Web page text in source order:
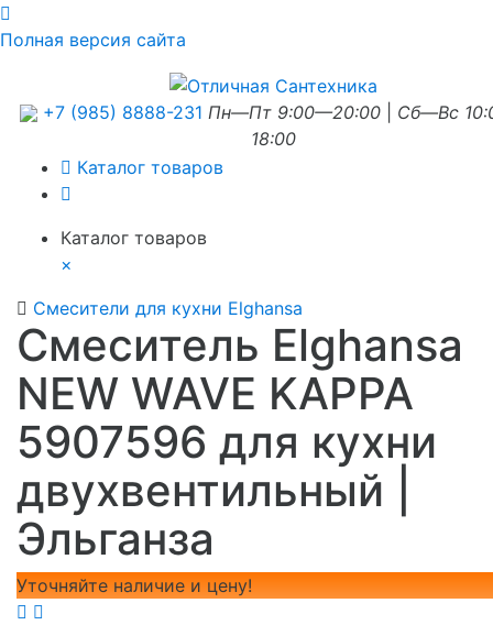
Полная версия сайта
+7 (985) 8888-231 Пн—Пт 9:00—20:00
Сб—Вс
18:00
Каталог товаров
Каталог товаров
×
Смесители для кухни Elghansa
Смеситель Elghansa
NEW WAVE KAPPA
5907596 для кухни
двухвентильный |
Эльганза
Уточняйте наличие и цену!